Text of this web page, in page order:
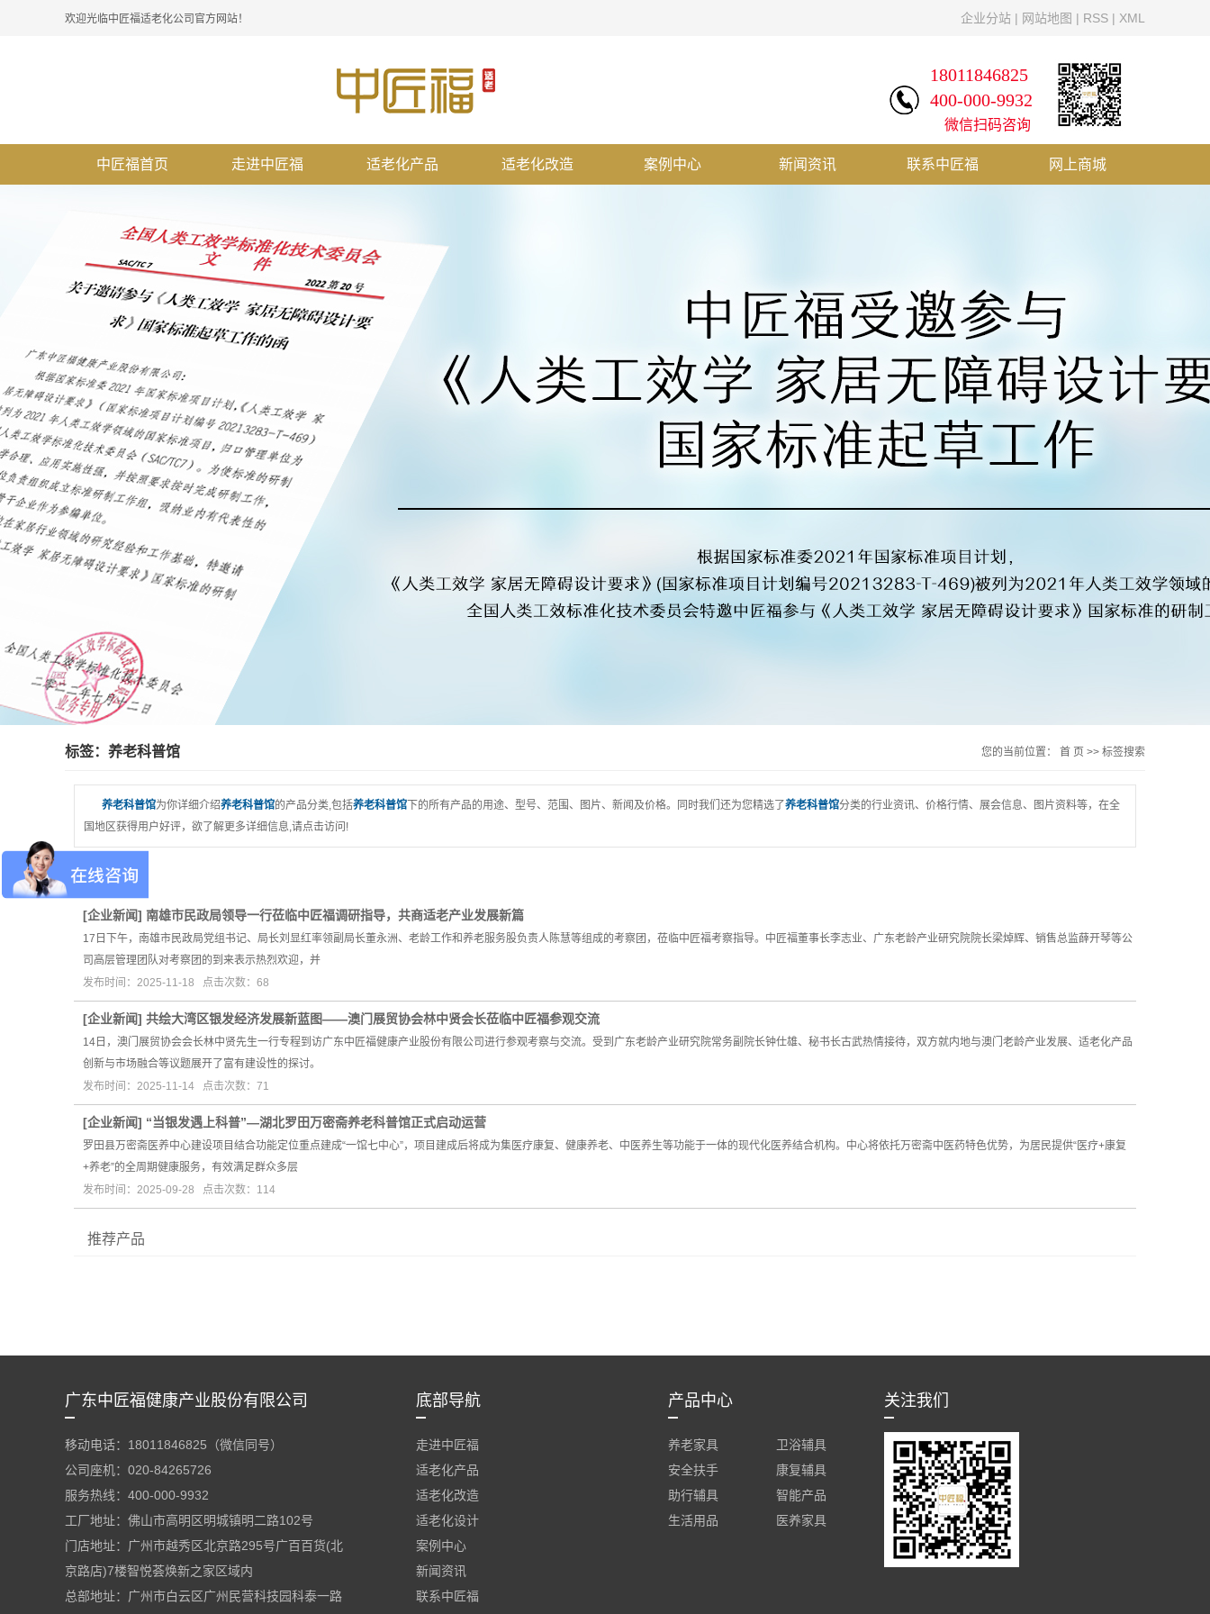
欢迎光临中匠福适老化公司官方网站！ 企业分站 | 网站地图 | RSS | XML
18011846825
400-000-9932
微信扫码咨询
中匠福首页 走进中匠福 适老化产品 适老化改造 案例中心 新闻资讯 联系中匠福 网上商城
标签：养老科普馆 您的当前位置： 首 页 >> 标签搜索
养老科普馆为你详细介绍养老科普馆的产品分类,包括养老科普馆 下的所有产品的用途、型号、范围、图片、新闻及价格。同时我们还为您精选了养老科普馆分类的行业资讯、价格行情、展会信息、图片资料等，在全
国地区获得用户好评，欲了解更多详细信息,请点击访问!
分类：
[企业新闻] 南雄市民政局领导一行莅临中匠福调研指导，共商适老产业发展新篇
17日下午，南雄市民政局党组书记、局长刘显红率领副局长董永洲、老龄工作和养老服务股负责人陈慧等组成的考察团，莅临中匠福考察指导。中匠福董事长李志业、广东老龄产业研究院院长梁焯辉、销售总监薛开琴等公
司高层管理团队对考察团的到来表示热烈欢迎，并
发布时间：2025-11-18 点击次数：68
[企业新闻] 共绘大湾区银发经济发展新蓝图——澳门展贸协会林中贤会长莅临中匠福参观交流
14日，澳门展贸协会会长林中贤先生一行专程到访广东中匠福健康产业股份有限公司进行参观考察与交流。受到广东老龄产业研究院常务副院长钟仕雄、秘书长古武热情接待，双方就内地与澳门老龄产业发展、适老化产品
创新与市场融合等议题展开了富有建设性的探讨。
发布时间：2025-11-14 点击次数：71
[企业新闻] “当银发遇上科普”—湖北罗田万密斋养老科普馆正式启动运营
罗田县万密斋医养中心建设项目结合功能定位重点建成“一馆七中心”，项目建成后将成为集医疗康复、健康养老、中医养生等功能于一体的现代化医养结合机构。中心将依托万密斋中医药特色优势，为居民提供“医疗+康复
+养老”的全周期健康服务，有效满足群众多层
发布时间：2025-09-28 点击次数：114
推荐产品
广东中匠福健康产业股份有限公司
移动电话： 18011846825 （微信同号）
公司座机：020-84265726
服务热线：400-000-9932
工厂地址：佛山市高明区明城镇明二路102号
门店地址： 广州市越秀区北京路295号广百百货(北
京路店)7楼智悦荟焕新之家区域内
总部地址：广州市白云区广州民营科技园科泰一路
底部导航
走进中匠福
适老化产品
适老化改造
适老化设计
案例中心
新闻资讯
联系中匠福
产品中心
养老家具
卫浴辅具
安全扶手
康复辅具
助行辅具
智能产品
生活用品
医养家具
关注我们